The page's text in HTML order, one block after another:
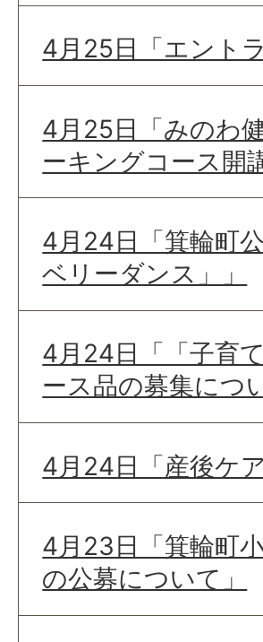
4月25日「エント
4月25日「みのわ
ーキングコース開
4月24日「箕輪町
ベリーダンス」」
4月24日「「子育
ース品の募集につ
4月24日「産後ケ
4月23日「箕輪町
の公募について」